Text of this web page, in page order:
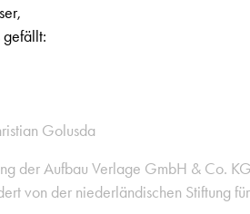
gefällt:
Golusda
der Aufbau Verlage GmbH & Co.
von der niederländischen Stiftung